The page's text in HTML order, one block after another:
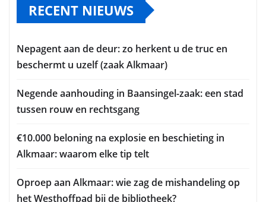
RECENT NIEUWS
Nepagent aan de deur: zo herkent u de truc en
beschermt u uzelf (zaak Alkmaar)
Negende aanhouding in Baansingel-zaak: een stad
tussen rouw en rechtsgang
€10.000 beloning na explosie en beschieting in
Alkmaar: waarom elke tip telt
Oproep aan Alkmaar: wie zag de mishandeling op
het Westhoffpad bij de bibliotheek?